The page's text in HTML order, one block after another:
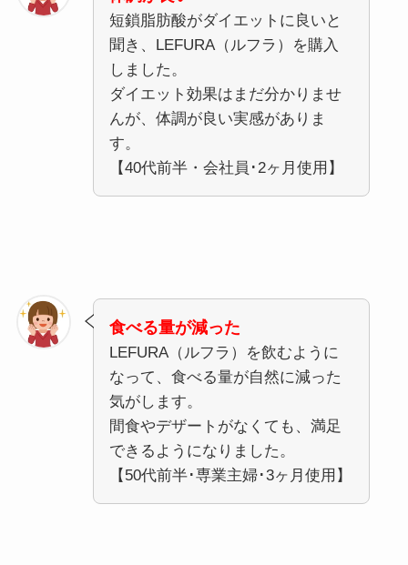
短鎖脂肪酸がダイエットに良いと
聞き、LEFURA（ルフラ）を購入
しました。
ダイエット効果はまだ分かりませ
んが、体調が良い実感がありま
す。
【40代前半・会社員･2ヶ月使用】
食べる量が減った
LEFURA（ルフラ）を飲むように
なって、食べる量が自然に減った
気がします。
間食やデザートがなくても、満足
できるようになりました。
【50代前半･専業主婦･3ヶ月使用】